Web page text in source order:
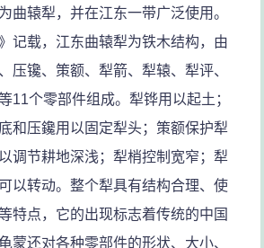
曲辕犁，并在江东一带广泛使用。
载，江东曲辕犁为铁木结构，由
压镵、策额、犁箭、犁辕、犁评、
11个零部件组成。犁铧用以起土；
和压鑱用以固定犁头；策额保护犁
调节耕地深浅；犁梢控制宽窄；犁
以转动。整个犁具有结构合理、使
特点，它的出现标志着传统的中国
蒙还对各种零部件的形状、大小、